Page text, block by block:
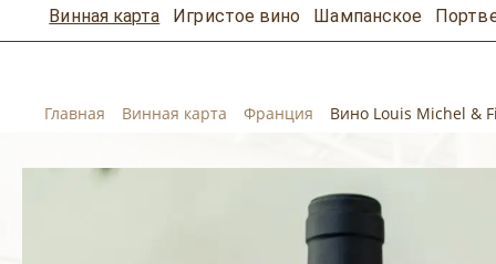
Винная карта Игристое вино Шампанское
Главная Винная карта Франция Вино Louis Michel &